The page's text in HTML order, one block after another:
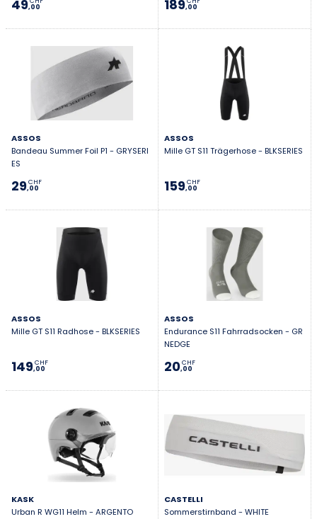
49,00 189,00
ASSOS
Bandeau Summer Foil P1 - GRYSERI
ES
29,00
CHF
ASSOS
Mille GT S11 Trägerhose - BLKSERIES
159,00
CHF
ASSOS
Mille GT S11 Radhose - BLKSERIES
149,00
CHF
ASSOS
Endurance S11 Fahrradsocken - GR
NEDGE
20,00
CHF
KASK
Urban R WG11 Helm - ARGENTO
CASTELLI
Sommerstirnband - WHITE